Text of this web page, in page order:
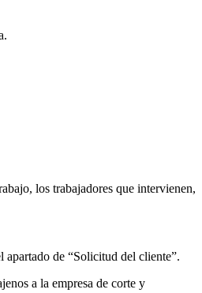
los trabajadores que intervienen,
apartado de “Solicitud del cliente”.
a la empresa de corte y